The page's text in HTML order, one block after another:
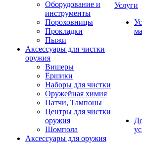
Оборудование и
инструменты
Пороховницы
Прокладки
Пыжи
Аксессуары для чистки
оружия
Вишеры
Ёршики
Наборы для чистки
Оружейная химия
Патчи, Тампоны
Центры для чистки
оружия
Шомпола
Аксессуары для оружия
Услуги